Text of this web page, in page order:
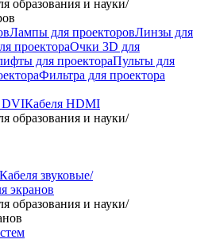
образования и науки/
Лампы для проекторовЛинзы для
проектораОчки 3D для
для проектораПульты для
Фильтра для проектора
DVIКабеля HDMI
образования и науки/
Кабеля звуковые/
экранов
образования и науки/